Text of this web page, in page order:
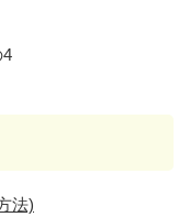
4
法)